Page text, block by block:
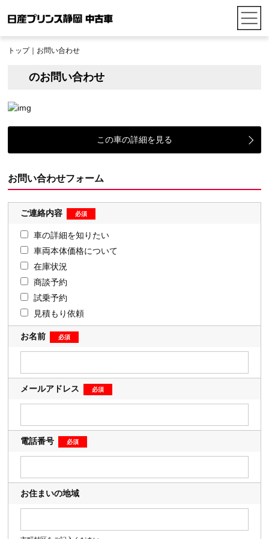
トップ｜お問い合わせ
のお問い合わせ
この車の詳細を見る
お問い合わせフォーム
ご連絡内容
車の詳細を知りたい
車両本体価格について
在庫状況
商談予約
試乗予約
見積もり依頼
お名前
メールアドレス
電話番号
お住まいの地域